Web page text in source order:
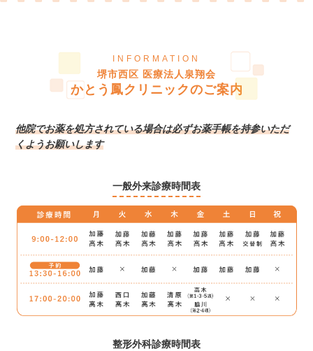
INFORMATION
堺市西区 医療法人泉翔会
かとう鳳クリニックのご案内
他院でお薬を処方されている場合は必ずお薬手帳を持参いただ
くようお願いします
一般外来診療時間表
整形外科診療時間表